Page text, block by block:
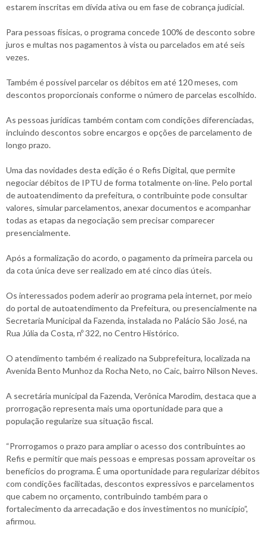
estarem inscritas em dívida ativa ou em fase de cobrança judicial.
Para pessoas físicas, o programa concede 100% de desconto sobre
juros e multas nos pagamentos à vista ou parcelados em até seis
vezes.
Também é possível parcelar os débitos em até 120 meses, com
descontos proporcionais conforme o número de parcelas escolhido.
As pessoas jurídicas também contam com condições diferenciadas,
incluindo descontos sobre encargos e opções de parcelamento de
longo prazo.
Uma das novidades desta edição é o Refis Digital, que permite
negociar débitos de IPTU de forma totalmente on-line. Pelo portal
de autoatendimento da prefeitura, o contribuinte pode consultar
valores, simular parcelamentos, anexar documentos e acompanhar
todas as etapas da negociação sem precisar comparecer
presencialmente.
Após a formalização do acordo, o pagamento da primeira parcela ou
da cota única deve ser realizado em até cinco dias úteis.
Os interessados podem aderir ao programa pela internet, por meio
do portal de autoatendimento da Prefeitura, ou presencialmente na
Secretaria Municipal da Fazenda, instalada no Palácio São José, na
Rua Júlia da Costa, nº 322, no Centro Histórico.
O atendimento também é realizado na Subprefeitura, localizada na
Avenida Bento Munhoz da Rocha Neto, no Caic, bairro Nilson Neves.
A secretária municipal da Fazenda, Verônica Marodim, destaca que a
prorrogação representa mais uma oportunidade para que a
população regularize sua situação fiscal.
“Prorrogamos o prazo para ampliar o acesso dos contribuintes ao
Refis e permitir que mais pessoas e empresas possam aproveitar os
benefícios do programa. É uma oportunidade para regularizar débitos
com condições facilitadas, descontos expressivos e parcelamentos
que cabem no orçamento, contribuindo também para o
fortalecimento da arrecadação e dos investimentos no município”,
afirmou.